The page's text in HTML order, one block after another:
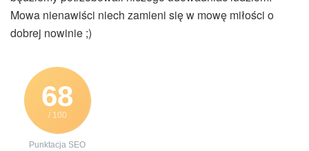
Mowa nienawiści niech zamieni się w mowę miłości o
dobrej nowinie ;)
68
/ 100
Punktacja SEO